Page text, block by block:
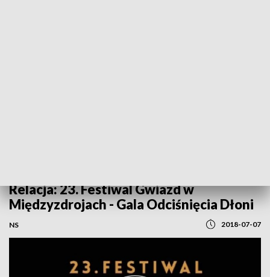
Relacja: 23. Festiwal Gwiazd w
Międzyzdrojach - Gala Odciśnięcia Dłoni
NS 2018-07-07